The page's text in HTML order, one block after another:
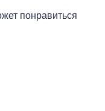
понравиться